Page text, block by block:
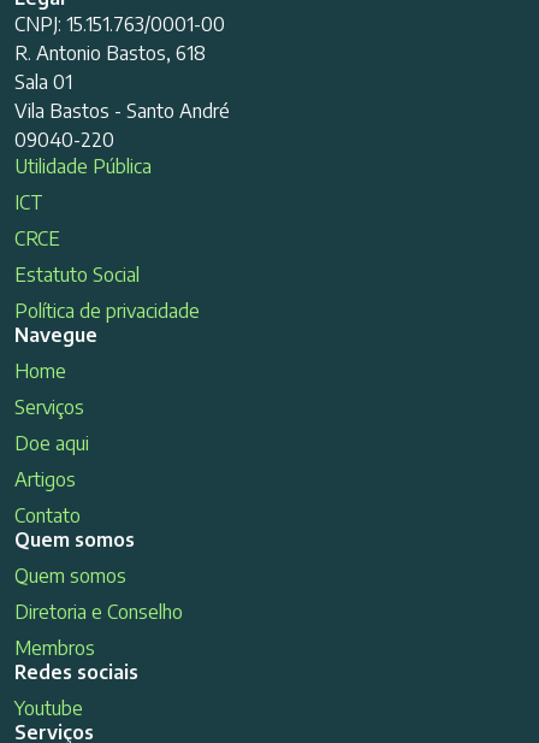
CNPJ: 15.151.763/0001-00
R. Antonio Bastos, 618
Sala 01
Vila Bastos - Santo André
09040-220
Utilidade Pública
ICT
CRCE
Estatuto Social
Política de privacidade
Navegue
Home
Serviços
Doe aqui
Artigos
Contato
Quem somos
Quem somos
Diretoria e Conselho
Membros
Redes sociais
Youtube
Serviços